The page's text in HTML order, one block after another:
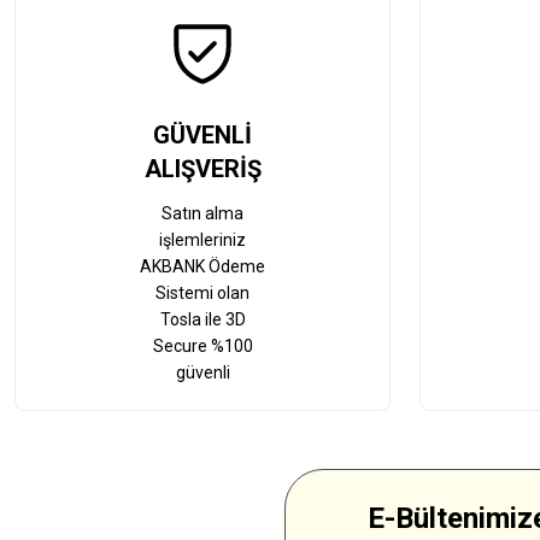
GÜVENLİ
ALIŞVERİŞ
Satın alma
işlemleriniz
AKBANK Ödeme
Sistemi olan
Tosla ile 3D
Secure %100
güvenli
E-